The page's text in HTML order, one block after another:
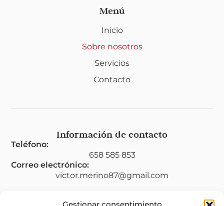
Menú
Inicio
Sobre nosotros
Servicios
Contacto
Información de contacto
Teléfono:
658 585 853
Correo electrónico:
victor.merino87@gmail.com